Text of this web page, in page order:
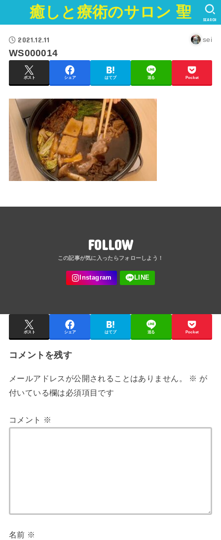
癒しと療術のサロン 聖 SEARCH
2021.12.11 sei
WS000014
ポスト シェア はてブ 送る Pocket
FOLLOW
ポスト シェア はてブ 送る Pocket
コメントを残す
メールアドレスが公開されることはありません。 ※ が
付いている欄は必須項目です
コメント ※
名前 ※